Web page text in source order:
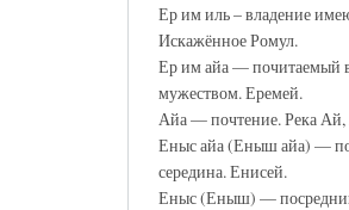
Ер им иль – владение
Искажённое Ромул.
Ер им айа — почитаемый
мужеством. Еремей.
Айа — почтение. Река Ай,
Еныс айа (Еныш айа) —
середина. Енисей.
Еныс (Еныш) —